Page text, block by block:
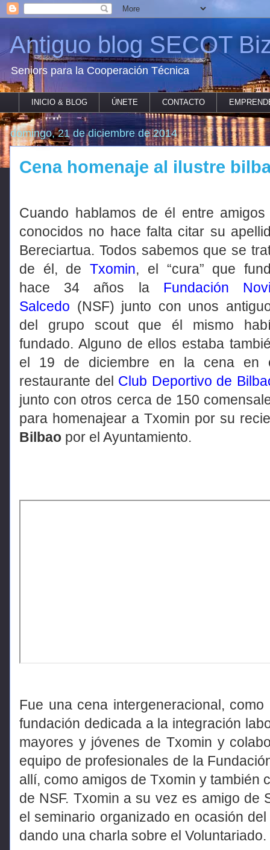
Antiguo blog SECOT
Seniors para la Cooperación Técnica
INICIO & BLOG ÚNETE CONTACTO
domingo, 21 de diciembre de 2014
Cena homenaje al ilustre
Cuando hablamos de él entre
conocidos no hace falta citar su
Bereciartua. Todos sabemos que se
de él, deTxomin, el “cura” que
hace 34 años la Fundación
Salcedo (NSF) junto con unos
del grupo scout que él mismo
fundado. Alguno de ellos estaba
el 19 de diciembre en la cena en
restaurante del Club Deportivo de
junto con otros cerca de 150
para homenajear a Txomin por su
Bilbao por el Ayuntamiento.
Fue una cena intergeneracional,
fundación dedicada a la integración
mayores y jóvenes de Txomin y
equipo de profesionales de la
allí, como amigos de Txomin y también
de NSF. Txomin a su vez es amigo de
el seminario organizado en ocasión
dando una charla sobre el Voluntariado.